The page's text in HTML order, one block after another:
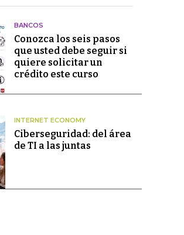
BANCOS
Conozca los seis pasos
que usted debe seguir si
quiere solicitar un
crédito este curso
INTERNET ECONOMY
Ciberseguridad: del área
de TI a las juntas